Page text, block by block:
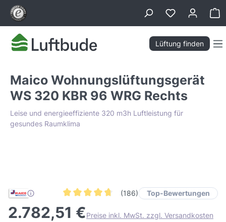
springen
Lüftung finden
Maico Wohnungslüftungsgerät
WS 320 KBR 96 WRG Rechts
Leise und energieeffiziente 320 m3h Luftleistung für
gesundes Raumklima
Tiefpreis Garantie (186) Top-Bewertungen
2.782,51 €Preise inkl. MwSt. zzgl. Versandkosten